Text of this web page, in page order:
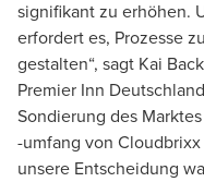
signifikant zu erhöhen.
erfordert es, Prozesse
gestalten“, sagt Kai
Premier Inn
Sondierung des
-umfang von
unsere Entscheidung